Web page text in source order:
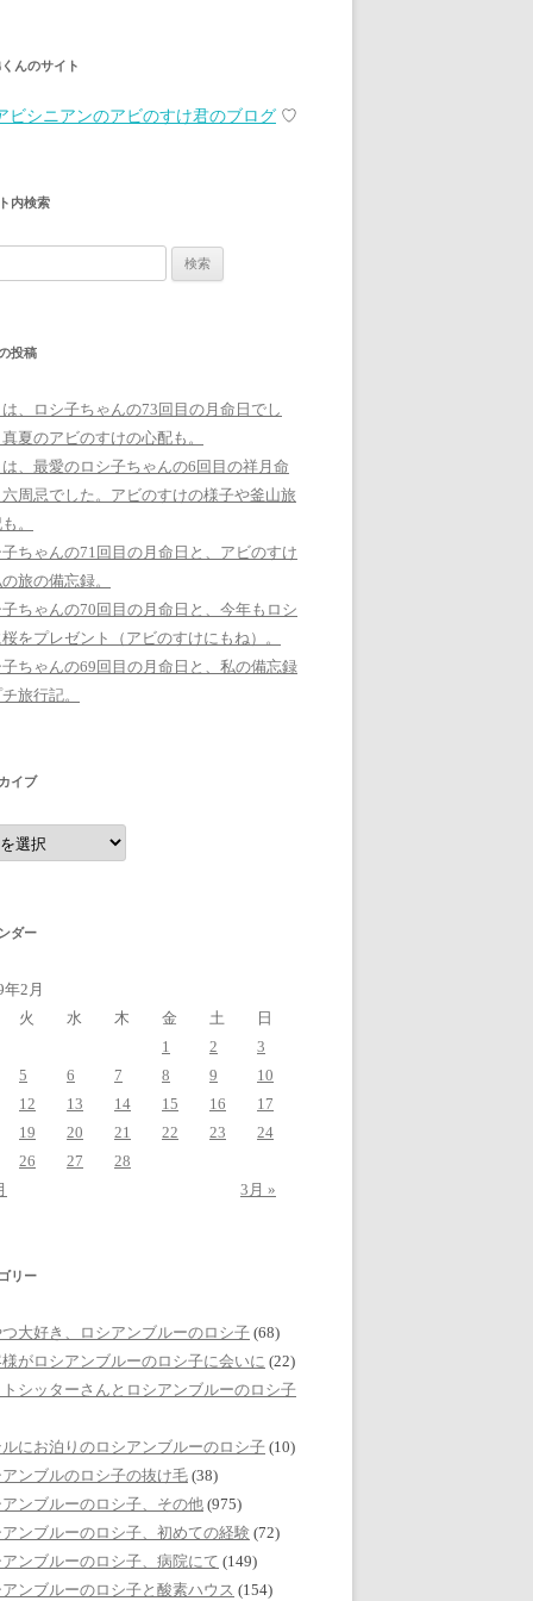
んのサイト
ビシニアンのアビのすけ君のブログ ♡
内検索
投稿
、ロシ子ちゃんの73回目の月命日でし
夏のアビのすけの心配も。
、最愛のロシ子ちゃんの6回目の祥月命
周忌でした。アビのすけの様子や釜山旅
。
ちゃんの71回目の月命日と、アビのすけ
旅の備忘録。
ちゃんの70回目の月命日と、今年もロシ
をプレゼント（アビのすけにもね）。
ちゃんの69回目の月命日と、私の備忘録
旅行記。
イブ
ダー
2月
火
水 木 金 土
日
1
2
3
5
6 7 8 9
10
12
13 14 15 16
17
19
20 21 22 23
24
26
27
28
3月 »
リー
大好き、ロシアンブルーのロシ子 (68)
がロシアンブルーのロシ子に会いに (22)
シッターさんとロシアンブルーのロシ子
にお泊りのロシアンブルーのロシ子 (10)
ンブルのロシ子の抜け毛 (38)
ンブルーのロシ子、その他 (975)
ンブルーのロシ子、初めての経験 (72)
ンブルーのロシ子、病院にて (149)
ンブルーのロシ子と酸素ハウス (154)